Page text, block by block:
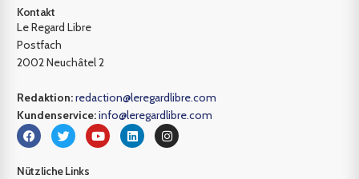
Kontakt
Le Regard Libre
Postfach
2002 Neuchâtel 2
Redaktion:redaction@leregardlibre.com
Kundenservice:info@leregardlibre.com
Nützliche Links